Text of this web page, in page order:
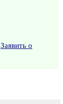
Заявить о